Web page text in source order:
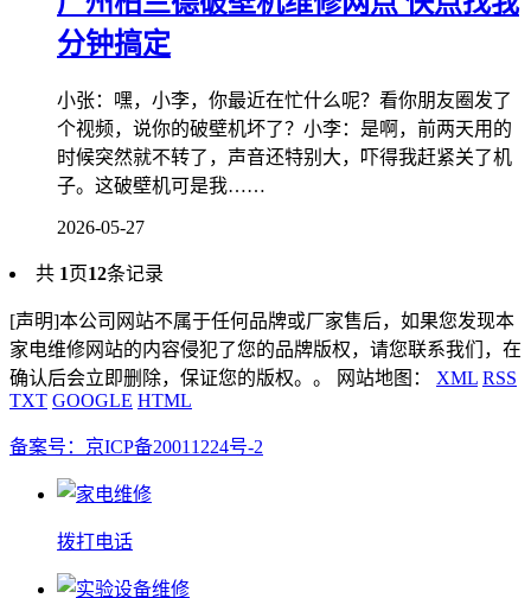
分钟搞定
小张：嘿，小李，你最近在忙什么呢？看你朋友圈发了
个视频，说你的破壁机坏了？小李：是啊，前两天用的
时候突然就不转了，声音还特别大，吓得我赶紧关了机
子。这破壁机可是我……
2026-05-27
共 1页12条记录
[声明]本公司网站不属于任何品牌或厂家售后，如果您发现本
家电维修网站的内容侵犯了您的品牌版权，请您联系我们，在
确认后会立即删除，保证您的版权。。 网站地图： XML RSS
TXT GOOGLE HTML
备案号：京ICP备20011224号-2
拨打电话